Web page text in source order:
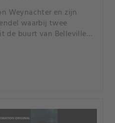
Weynachter en zijn
waarbij twee
de buurt van Belleville